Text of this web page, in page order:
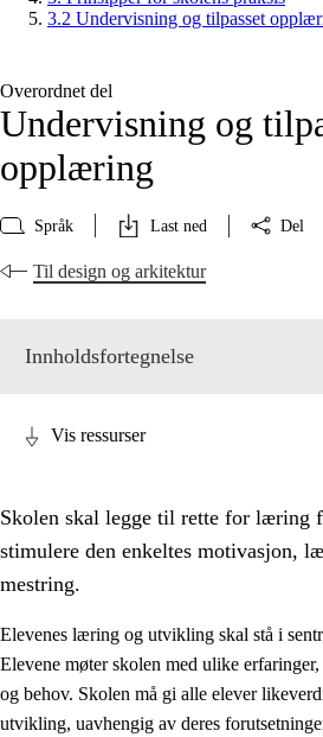
3.2 Undervisning og tilpasset
Overordnet del
Undervisning og
opplæring
Språk Last ned Del
Til design og arkitektur
Innholdsfortegnelse
Vis ressurser
Skolen skal legge til rette for læring
stimulere den enkeltes motivasjon,
mestring.
Elevenes læring og utvikling skal stå i
Elevene møter skolen med ulike
og behov. Skolen må gi alle elever
utvikling, uavhengig av deres